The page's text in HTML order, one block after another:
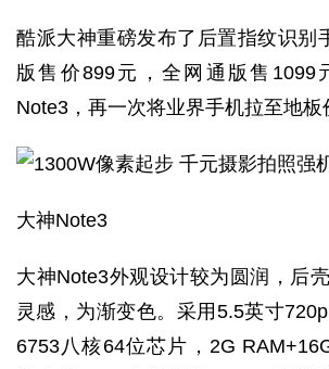
酷派大神重磅发布了后置指纹识别
版售价899元，全网通版售1099
Note3，再一次将业界手机拉至地板
大神Note3
大神Note3外观设计较为圆润，后
灵感，为渐变色。采用5.5英寸
6753八核64位芯片，2G